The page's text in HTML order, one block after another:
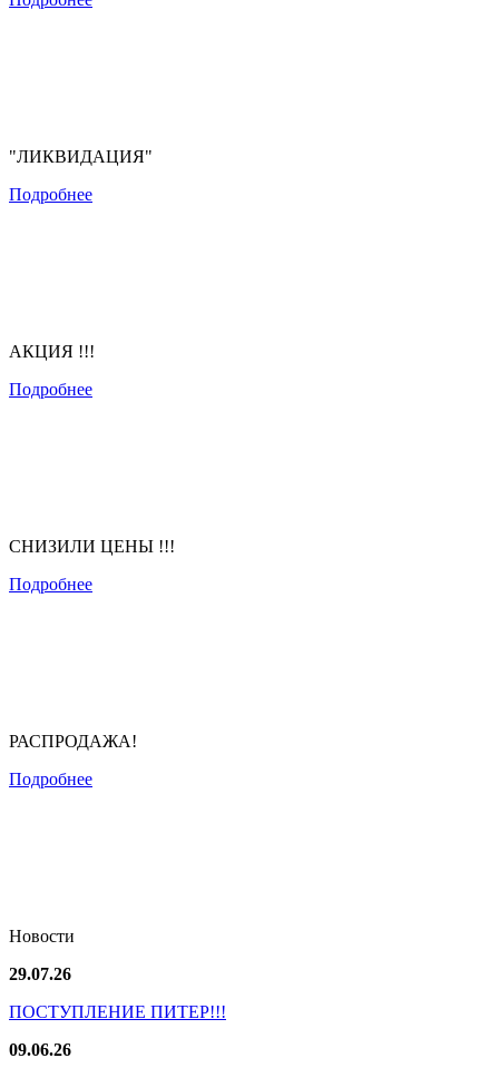
"ЛИКВИДАЦИЯ"
Подробнее
АКЦИЯ !!!
Подробнее
СНИЗИЛИ ЦЕНЫ !!!
Подробнее
РАСПРОДАЖА!
Подробнее
Новости
29.07.26
ПОСТУПЛЕНИЕ ПИТЕР!!!
09.06.26